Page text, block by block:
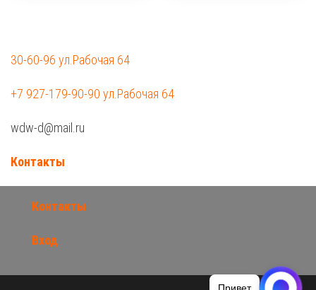
30-60-96 ул.Рабочая 64
+7 927-179-90-90 ул.Рабочая 64
wdw-d@mail.ru
Контакты
Контакты
Вход